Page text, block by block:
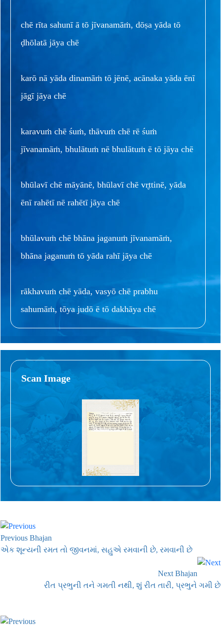
chē rīta sahunī ā tō jīvanamāṁ, dōṣa yāda tō
ḍhōlatā jāya chē
karō nā yāda dinamāṁ tō jēnē, acānaka yāda ēnī
jāgī jāya chē
karavuṁ chē śuṁ, thāvuṁ chē rē śuṁ
jīvanamāṁ, bhulātuṁ nē bhulātuṁ ē tō jāya chē
bhūlavī chē māyānē, bhūlavī chē vr̥ttinē, yāda
ēnī rahētī nē rahētī jāya chē
bhūlavuṁ chē bhāna jaganuṁ jīvanamāṁ,
bhāna jaganuṁ tō yāda rahī jāya chē
rākhavuṁ chē yāda, vasyō chē prabhu
sahumāṁ, tōya judō ē tō dakhāya chē
Scan Image
Previous Bhajan
એક શૂન્યની રમત તો જીવનમાં, સહુએ રમવાની છે, રમવાની છે
Next Bhajan
રીત પ્રભુની તને ગમતી નથી, શું રીત તારી, પ્રભુને ગમી છે